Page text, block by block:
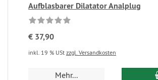
Aufblasbarer Dilatator Analplug
€ 37,90
inkl. 19 % USt zzgl. Versandkosten
Mehr...